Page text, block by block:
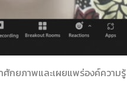
กยภาพและเผยแพร่องค์ความรู้